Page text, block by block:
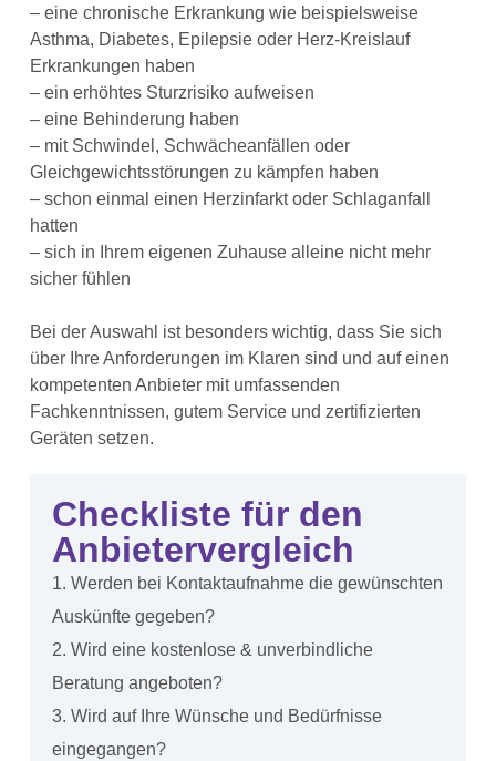
– eine chronische Erkrankung wie beispielsweise
Asthma, Diabetes, Epilepsie oder Herz-Kreislauf
Erkrankungen haben
– ein erhöhtes Sturzrisiko aufweisen
– eine Behinderung haben
– mit Schwindel, Schwächeanfällen oder
Gleichgewichtsstörungen zu kämpfen haben
– schon einmal einen Herzinfarkt oder Schlaganfall
hatten
– sich in Ihrem eigenen Zuhause alleine nicht mehr
sicher fühlen
Bei der Auswahl ist besonders wichtig, dass Sie sich
über Ihre Anforderungen im Klaren sind und auf einen
kompetenten Anbieter mit umfassenden
Fachkenntnissen, gutem Service und zertifizierten
Geräten setzen.
Checkliste für den
Anbietervergleich
1. Werden bei Kontaktaufnahme die gewünschten
Auskünfte gegeben?
2. Wird eine kostenlose & unverbindliche
Beratung angeboten?
3. Wird auf Ihre Wünsche und Bedürfnisse
eingegangen?